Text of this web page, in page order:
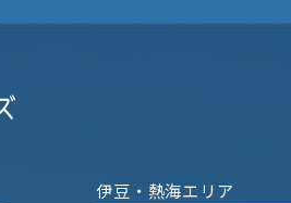
伊豆・熱海エリア